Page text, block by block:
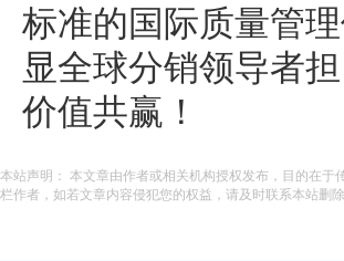
标准的国际质量管
显全球分销领导者
价值共赢！
本站声明： 本文章由作者或相关机构授权发布，目的在
栏作者，如若文章内容侵犯您的权益，请及时联系本站删除